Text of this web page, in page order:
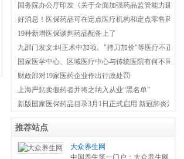
国务院办公厅印发《关于全面加强药品监管能力建设
好消息！医保药品可在定点医疗机构和定点零售药店
19种新增医保谈判药品配备上了
九部门发文:纠正术中加项、"持刀加价"等医疗不正之风
国家医学中心、区域医疗中心与传统医院有何不同？
财政部对19家医药企业作出行政处罚
上海严惩卖假药者并将之纳入从业“黑名单”
新版国家医保药品目录3月1日正式启用 新冠肺炎治疗
推荐站点
大众养生网
中国养生第一门户：大众养生网